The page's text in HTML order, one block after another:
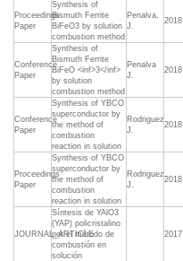
Proceedings
Paper
Synthesis of
Bismuth Ferrite
BiFeO3 by solution
combustion method
Penalva,
J.
2018
Conference
Paper
Synthesis of
Bismuth Ferrite
BiFeO <inf>3</inf>
by solution
combustion method
Penalva
J.
2018
Conference
Paper
Synthesis of YBCO
superconductor by
the method of
combustion
reaction in solution
Rodriguez
J.
2018
Proceedings
Paper
Synthesis of YBCO
superconductor by
the method of
combustion
reaction in solution
Rodriguez,
J.
2018
JOURNAL_ARTICLE
Síntesis de YAlO3
(YAP) policristalino
por el método de
combustión en
solución
2017